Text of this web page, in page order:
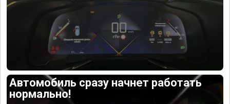
Автомобиль сразу начнет работать
нормально!